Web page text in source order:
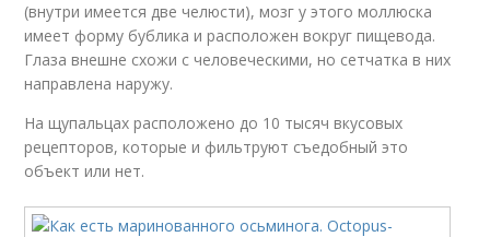
(внутри имеется две челюсти), мозг у этого моллюска
имеет форму бублика и расположен вокруг пищевода.
Глаза внешне схожи с человеческими, но сетчатка в них
направлена наружу.
На щупальцах расположено до 10 тысяч вкусовых
рецепторов, которые и фильтруют съедобный это
объект или нет.